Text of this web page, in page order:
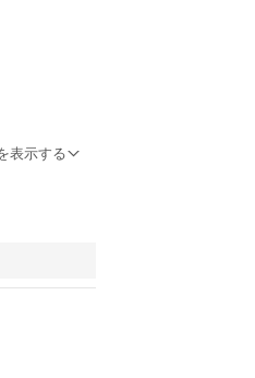
表示する